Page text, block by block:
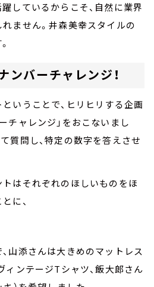
しているからこそ、自然に業界
ません。井森美幸スタイルの
ンバーチャレンジ！
いうことで、ヒリヒリする企画
チャレンジ」をおこないまし
質問し、特定の数字を答えさせ
はそれぞれのほしいものをほ
に、
山添さんは大きめのマットレス
ィンテージTシャツ、飯大郎さん